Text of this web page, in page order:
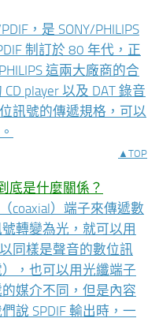
，是 SONY/PHILIPS
制訂於 80 年代，正
這兩大廠商的合
player 以及 DAT 錄音
訊號的傳遞規格，可以
▲TOP
底是什麼關係？
coaxial）端子來傳遞數
轉變為光，就可以用
同樣是聲音的數位訊
，也可以用光纖端子
媒介不同，但是內容
說 SPDIF 輸出時，一